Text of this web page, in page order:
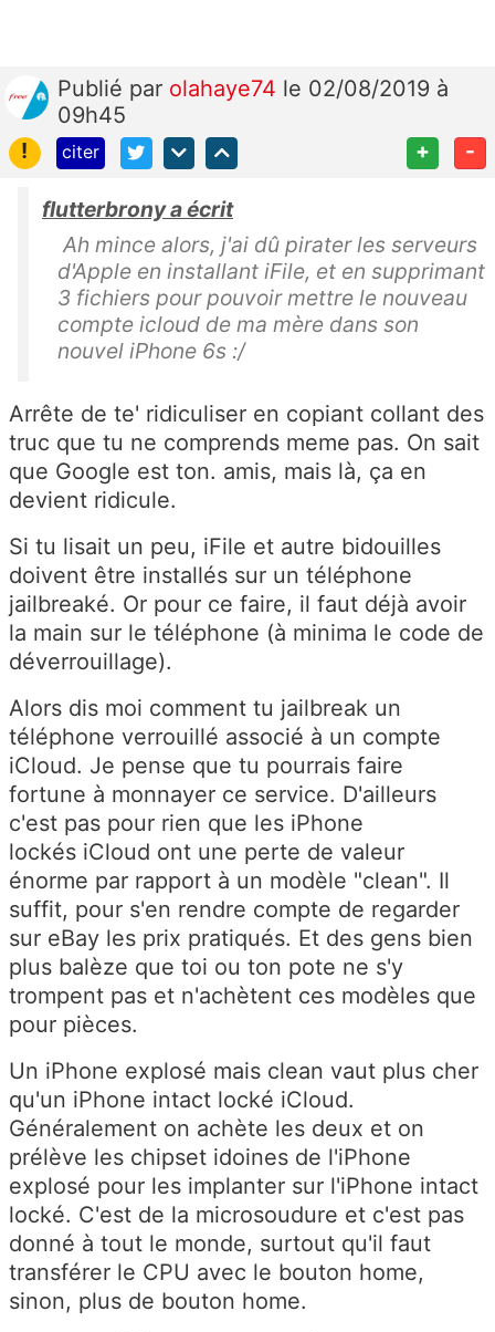
Publié par olahaye74 le 02/08/2019 à
09h45
!
citer + -
flutterbrony a écrit
Ah mince alors, j'ai dû pirater les serveurs
d'Apple en installant iFile, et en supprimant
3 fichiers pour pouvoir mettre le nouveau
compte icloud de ma mère dans son
nouvel iPhone 6s :/
Arrête de te' ridiculiser en copiant collant des
truc que tu ne comprends meme pas. On sait
que Google est ton. amis, mais là, ça en
devient ridicule.
Si tu lisait un peu, iFile et autre bidouilles
doivent être installés sur un téléphone
jailbreaké. Or pour ce faire, il faut déjà avoir
la main sur le téléphone (à minima le code de
déverrouillage).
Alors dis moi comment tu jailbreak un
téléphone verrouillé associé à un compte
iCloud. Je pense que tu pourrais faire
fortune à monnayer ce service. D'ailleurs
c'est pas pour rien que les iPhone
lockés iCloud ont une perte de valeur
énorme par rapport à un modèle "clean". Il
suffit, pour s'en rendre compte de regarder
sur eBay les prix pratiqués. Et des gens bien
plus balèze que toi ou ton pote ne s'y
trompent pas et n'achètent ces modèles que
pour pièces.
Un iPhone explosé mais clean vaut plus cher
qu'un iPhone intact locké iCloud.
Généralement on achète les deux et on
prélève les chipset idoines de l'iPhone
explosé pour les implanter sur l'iPhone intact
locké. C'est de la microsoudure et c'est pas
donné à tout le monde, surtout qu'il faut
transférer le CPU avec le bouton home,
sinon, plus de bouton home.